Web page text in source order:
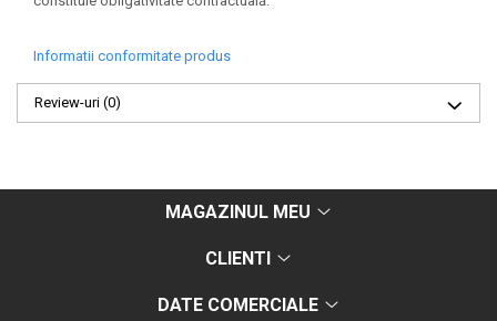
Informatii conformitate produs
Review-uri (0)
MAGAZINUL MEU
CLIENTI
DATE COMERCIALE